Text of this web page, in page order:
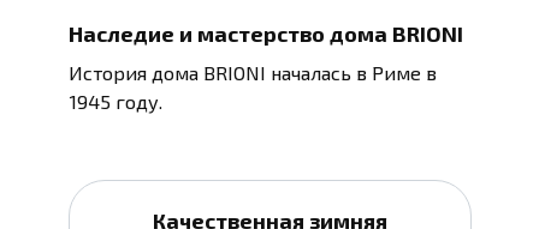
Наследие и мастерство дома BRIONI
История дома BRIONI началась в Риме в
1945 году.
Качественная зимняя